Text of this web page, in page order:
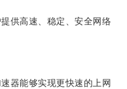
高速、稳定、安全网络
能够实现更快速的上网